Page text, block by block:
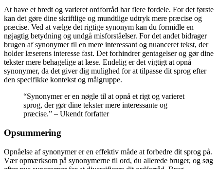
At have et bredt og varieret ordforråd har flere fordele. For det første
kan det gøre dine skriftlige og mundtlige udtryk mere præcise og
præcise. Ved at vælge det rigtige synonym kan du formidle en
nøjagtig betydning og undgå misforståelser. For det andet bidrager
brugen af synonymer til en mere interessant og nuanceret tekst, der
holder læserens interesse fast. Det forhindrer gentagelser og gør dine
tekster mere behagelige at læse. Endelig er det vigtigt at opnå
synonymer, da det giver dig mulighed for at tilpasse dit sprog efter
den specifikke kontekst og målgruppe.
“Synonymer er en nøgle til at opnå et rigt og varieret
sprog, der gør dine tekster mere interessante og
præcise.” – Ukendt forfatter
Opsummering
Opnåelse af synonymer er en effektiv måde at forbedre dit sprog på.
Vær opmærksom på synonymerne til ord, du allerede bruger, og søg